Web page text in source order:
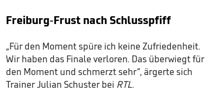
Freiburg-Frust nach Schlusspfiff
„Für den Moment spüre ich keine Zufriedenheit.
Wir haben das Finale verloren. Das überwiegt für
den Moment und schmerzt sehr“, ärgerte sich
Trainer Julian Schuster bei RTL.